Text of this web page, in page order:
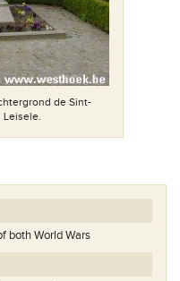
de Sint-
both World Wars